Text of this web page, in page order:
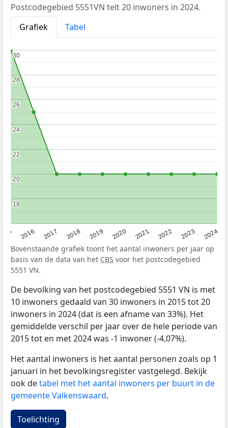
Postcodegebied 5551VN telt 20 inwoners in 2024.
Grafiek
Tabel
2016 2017 2018 2019 2020 2021 2022 2023 2024
18
18
20
20
22
22
24
24
26
26
28
28
30
30
Bovenstaande grafiek toont het aantal inwoners per jaar op
basis van de data van het CBS voor het postcodegebied
5551 VN.
De bevolking van het postcodegebied 5551 VN is met
10 inwoners gedaald van 30 inwoners in 2015 tot 20
inwoners in 2024 (dat is een afname van 33%). Het
gemiddelde verschil per jaar over de hele periode van
2015 tot en met 2024 was -1 inwoner (-4,07%).
Het aantal inwoners is het aantal personen zoals op 1
januari in het bevolkingsregister vastgelegd. Bekijk
ook detabel met het aantal inwoners per buurt in de
gemeente Valkenswaard.
Toelichting